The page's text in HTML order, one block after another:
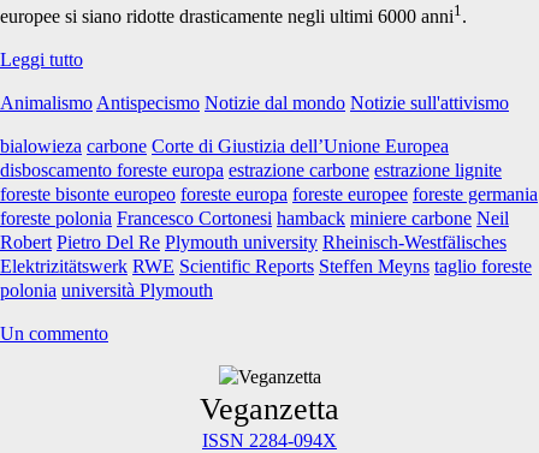
europee si siano ridotte drasticamente negli ultimi 6000 anni1.
Leggi tuttoIl
della
Animalismo Antispecismo Notizie dal mondo Notizie sull'attivismo
bialowieza carbone Corte di Giustizia dell’Unione Europea
disboscamento foreste europa estrazione carbone estrazione lignite
foreste bisonte europeo foreste europa foreste europee foreste germania
foreste polonia Francesco Cortonesi hamback miniere carbone Neil
Robert Pietro Del Re Plymouth university Rheinisch-Westfälisches
Elektrizitätswerk RWE Scientific Reports Steffen Meyns taglio foreste
polonia università Plymouth
Un commento
Veganzetta
ISSN 2284-094X